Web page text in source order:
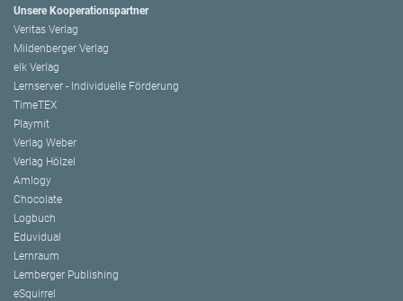
Unsere Kooperationspartner
Veritas Verlag
Mildenberger Verlag
elk Verlag
Lernserver - Individuelle Förderung
TimeTEX
Playmit
Verlag Weber
Verlag Hölzel
Amlogy
Chocolate
Logbuch
Eduvidual
Lernraum
Lemberger Publishing
eSquirrel